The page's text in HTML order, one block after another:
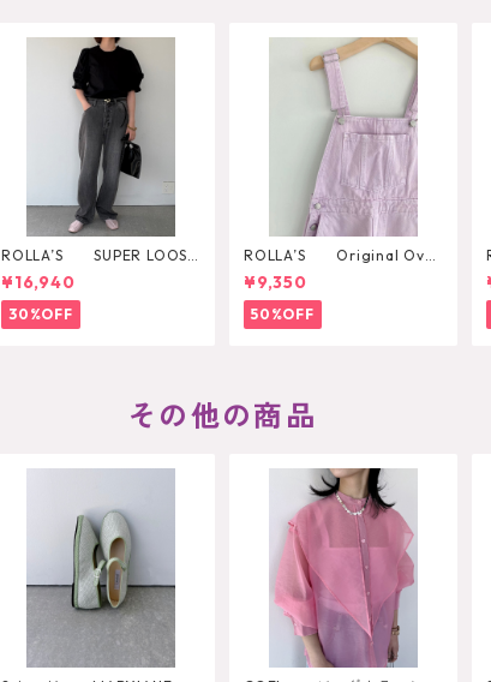
ROLLA’S SUPER LOOSE
BLACK STONE
¥16,940
30%OFF
ROLLA’S Original Over
all
¥9,350
50%OFF
その他の商品